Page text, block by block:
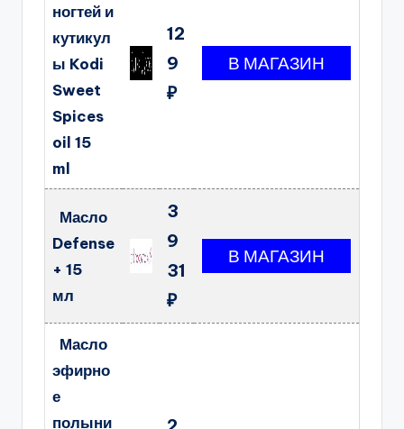
ногтей и
кутикул
ы Kodi
Sweet
Spices
oil 15
ml
12
9
₽
Масло
Defense
+ 15
мл
3
9
31
₽
Масло
эфирно
е
полыни